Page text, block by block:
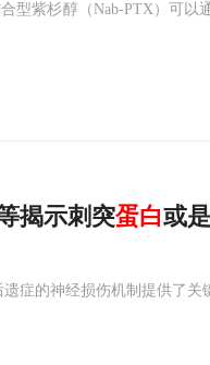
型紫杉醇（Nab-PTX）可
揭示刺突蛋白或
症的神经损伤机制提供了关